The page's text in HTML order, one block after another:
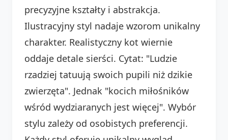
precyzyjne kształty i abstrakcja.
Ilustracyjny styl nadaje wzorom unikalny
charakter. Realistyczny kot wiernie
oddaje detale sierści. Cytat: "Ludzie
rzadziej tatuują swoich pupili niż dzikie
zwierzęta". Jednak "kocich miłośników
wśród wydziaranych jest więcej". Wybór
stylu zależy od osobistych preferencji.